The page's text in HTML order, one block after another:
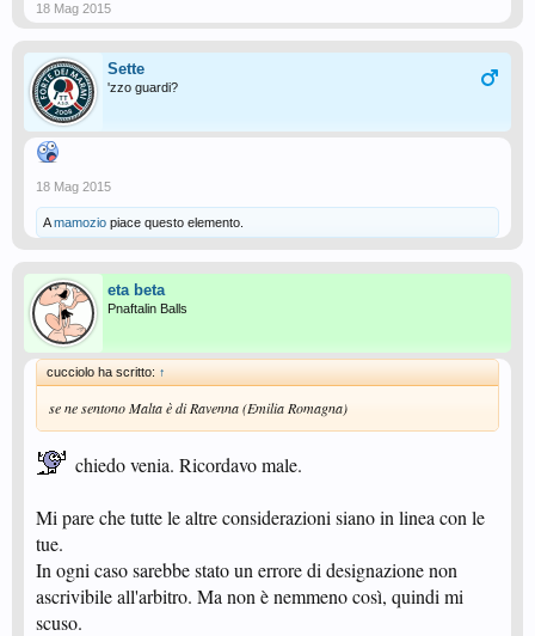
Il conflitto di interessi del Presidente Federale però resta. Ma forse non è la
sede per parlarne.
18 Mag 2015
Sette
'zzo guardi?
18 Mag 2015
Amamozio piace questo elemento.
eta beta
Pnaftalin Balls
cucciolo ha scritto: ↑
se ne sentono Malta è di Ravenna (Emilia Romagna)
chiedo venia. Ricordavo male.
Mi pare che tutte le altre considerazioni siano in linea con le
tue.
In ogni caso sarebbe stato un errore di designazione non
ascrivibile all'arbitro. Ma non è nemmeno così, quindi mi
scuso.